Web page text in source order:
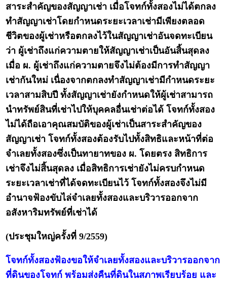
สาระสำคัญของสัญญาเช่า เมื่อโจทก์ทั้งสองไม่ได้ตกลง
ทำสัญญาเช่าโดยกำหนดระยะเวลาเช่ามีเพียงตลอด
ชีวิตของผู้เช่าหรือตกลงไว้ในสัญญาเช่าอันจดทะเบียน
ว่า ผู้เช่าถึงแก่ความตายให้สัญญาเช่าเป็นอันสิ้นสุดลง
เมื่อ ผ. ผู้เช่าถึงแก่ความตายจึงไม่ต้องมีการทำสัญญา
เช่ากันใหม่ เนื่องจากตกลงทำสัญญาเช่ามีกำหนดระยะ
เวลาสามสิบปี ทั้งสัญญาเช่ายังกำหนดให้ผู้เช่าสามารถ
นำทรัพย์สินที่เช่าไปให้บุคคลอื่นเช่าต่อได้ โจทก์ทั้งสอง
ไม่ได้ถือเอาคุณสมบัติของผู้เช่าเป็นสาระสำคัญของ
สัญญาเช่า โจทก์ทั้งสองต้องรับไปทั้งสิทธิและหน้าที่ต่อ
จำเลยทั้งสองซึ่งเป็นทายาทของ ผ. โดยตรง สิทธิการ
เช่าจึงไม่สิ้นสุดลง เมื่อสิทธิการเช่ายังไม่ครบกำหนด
ระยะเวลาเช่าที่ได้จดทะเบียนไว้ โจทก์ทั้งสองจึงไม่มี
อำนาจฟ้องขับไล่จำเลยทั้งสองและบริวารออกจาก
อสังหาริมทรัพย์ที่เช่าได้
(ประชุมใหญ่ครั้งที่ 9/2559)
โจทก์ทั้งสองฟ้องขอให้จำเลยทั้งสองและบริวารออกจาก
ที่ดินของโจทก์ พร้อมส่งคืนที่ดินในสภาพเรียบร้อย และ